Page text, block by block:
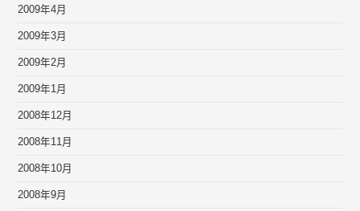
2009年4月
2009年3月
2009年2月
2009年1月
2008年12月
2008年11月
2008年10月
2008年9月